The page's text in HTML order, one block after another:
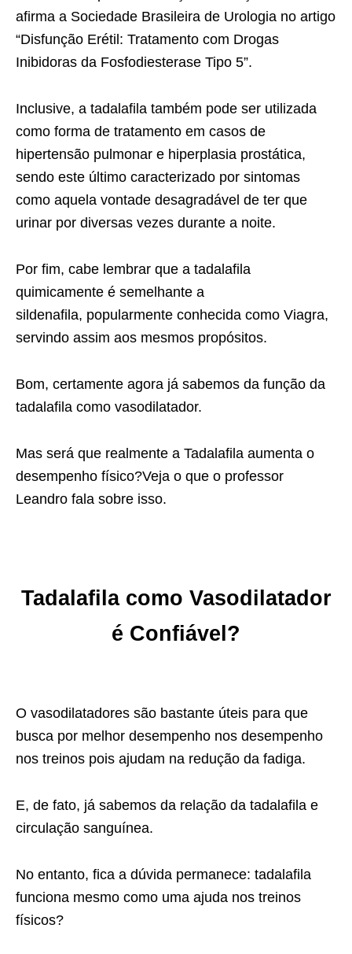
afirma a Sociedade Brasileira de Urologia no artigo
“Disfunção Erétil: Tratamento com Drogas
Inibidoras da Fosfodiesterase Tipo 5”.
Inclusive, a tadalafila também pode ser utilizada
como forma de tratamento em casos de
hipertensão pulmonar e hiperplasia prostática,
sendo este último caracterizado por sintomas
como aquela vontade desagradável de ter que
urinar por diversas vezes durante a noite.
Por fim, cabe lembrar que a tadalafila
quimicamente é semelhante a
sildenafila, popularmente conhecida como Viagra,
servindo assim aos mesmos propósitos.
Bom, certamente agora já sabemos da função da
tadalafila como vasodilatador.
Mas será que realmente a Tadalafila aumenta o
desempenho físico?Veja o que o professor
Leandro fala sobre isso.
Tadalafila como Vasodilatador
é Confiável?
O vasodilatadores são bastante úteis para que
busca por melhor desempenho nos desempenho
nos treinos pois ajudam na redução da fadiga.
E, de fato, já sabemos da relação da tadalafila e
circulação sanguínea.
No entanto, fica a dúvida permanece: tadalafila
funciona mesmo como uma ajuda nos treinos
físicos?